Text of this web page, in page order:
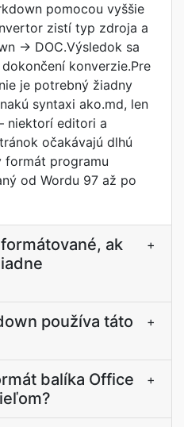
pomocou vyššie
zistí typ zdroja a
→ DOC.Výsledok sa
konverzie.Pre
je potrebný žiadny
syntaxi ako.md, len
niektorí editori a
očakávajú dlhú
formát programu
od Wordu 97 až po
ak
+
používa táto
+
balíka Office
+